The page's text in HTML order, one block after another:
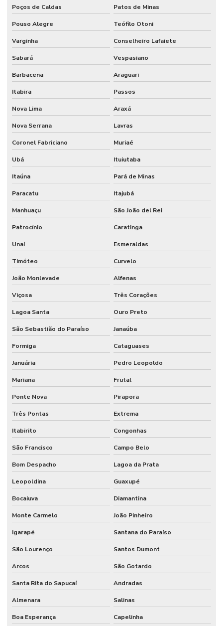
Poços de Caldas Patos de Minas
Pouso Alegre Teófilo Otoni
Varginha Conselheiro Lafaiete
Sabará Vespasiano
Barbacena Araguari
Itabira Passos
Nova Lima Araxá
Nova Serrana Lavras
Coronel Fabriciano Muriaé
Ubá Ituiutaba
Itaúna Pará de Minas
Paracatu Itajubá
Manhuaçu São João del Rei
Patrocínio Caratinga
Unaí Esmeraldas
Timóteo Curvelo
João Monlevade Alfenas
Viçosa Três Corações
Lagoa Santa Ouro Preto
São Sebastião do Paraíso Janaúba
Formiga Cataguases
Januária Pedro Leopoldo
Mariana Frutal
Ponte Nova Pirapora
Três Pontas Extrema
Itabirito Congonhas
São Francisco Campo Belo
Bom Despacho Lagoa da Prata
Leopoldina Guaxupé
Bocaiuva Diamantina
Monte Carmelo João Pinheiro
Igarapé Santana do Paraíso
São Lourenço Santos Dumont
Arcos São Gotardo
Santa Rita do Sapucaí Andradas
Almenara Salinas
Boa Esperança Capelinha